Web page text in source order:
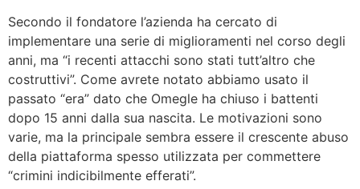
Secondo il fondatore l’azienda ha cercato di
implementare una serie di miglioramenti nel corso degli
anni, ma “i recenti attacchi sono stati tutt’altro che
costruttivi”. Come avrete notato abbiamo usato il
passato “era” dato che Omegle ha chiuso i battenti
dopo 15 anni dalla sua nascita. Le motivazioni sono
varie, ma la principale sembra essere il crescente abuso
della piattaforma spesso utilizzata per commettere
“crimini indicibilmente efferati”.